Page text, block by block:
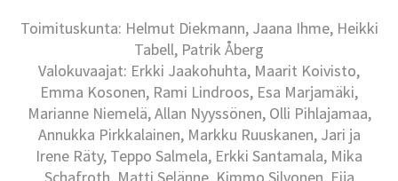
Toimituskunta: Helmut Diekmann, Jaana Ihme, Heikki
Tabell, Patrik Åberg
Valokuvaajat: Erkki Jaakohuhta, Maarit Koivisto,
Emma Kosonen, Rami Lindroos, Esa Marjamäki,
Marianne Niemelä, Allan Nyyssönen, Olli Pihlajamaa,
Annukka Pirkkalainen, Markku Ruuskanen, Jari ja
Irene Räty, Teppo Salmela, Erkki Santamala, Mika